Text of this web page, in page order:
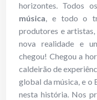
horizontes. Todos
música, e todo o
produtores e artistas,
nova realidade e
chegou! Chegou a
caldeirão de
global da música, e o
nesta história. Nos